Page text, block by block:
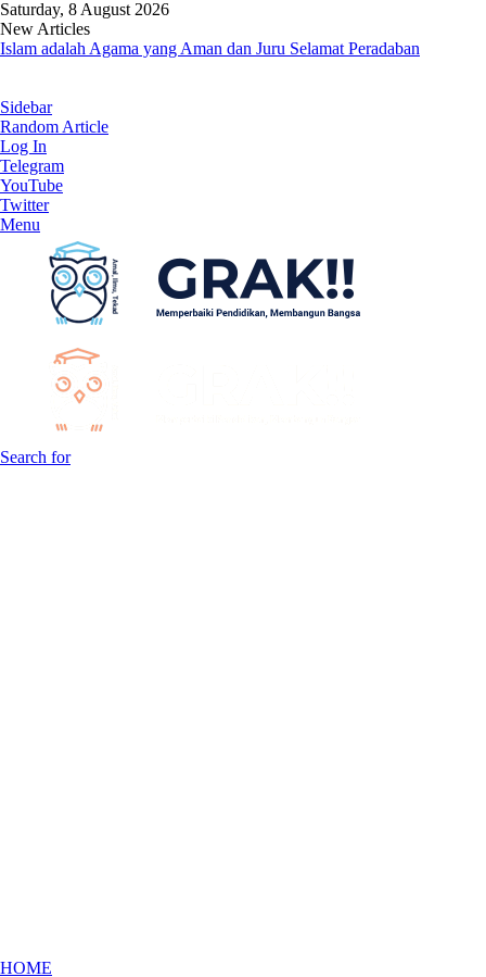
Saturday, 8 August 2026
New Articles
Menkeu Purbaya dan Hukum Kirchhoff: Saat Prinsip Dasar Fisika
Sidebar
Random Article
Log In
Telegram
YouTube
Twitter